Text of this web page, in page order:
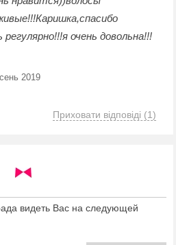
очень довольна!!!
2019
Приховати відповіді (1)
видеть Вас на следующей